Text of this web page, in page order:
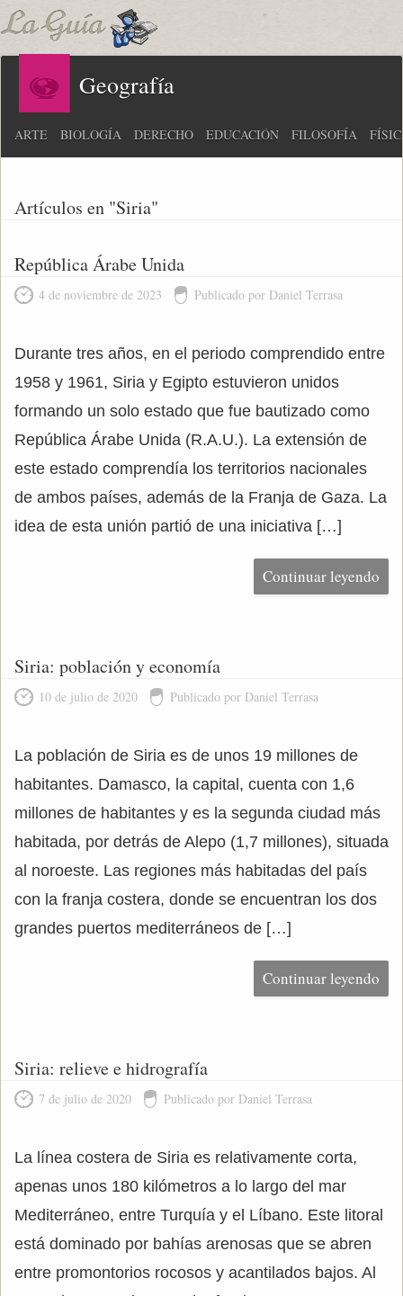
Geografía
ARTE BIOLOGÍA DERECHO EDUCACIÓN FILOSOFÍA
Artículos en "Siria"
República Árabe Unida
4 de noviembre de 2023 Publicado por Daniel Terrasa
Durante tres años, en el periodo comprendido entre
1958 y 1961, Siria y Egipto estuvieron unidos
formando un solo estado que fue bautizado como
República Árabe Unida (R.A.U.). La extensión de
este estado comprendía los territorios nacionales
de ambos países, además de la Franja de Gaza. La
idea de esta unión partió de una iniciativa […]
Continuar leyendo
Siria: población y economía
10 de julio de 2020 Publicado por Daniel Terrasa
La población de Siria es de unos 19 millones de
habitantes. Damasco, la capital, cuenta con 1,6
millones de habitantes y es la segunda ciudad más
habitada, por detrás de Alepo (1,7 millones), situada
al noroeste. Las regiones más habitadas del país
con la franja costera, donde se encuentran los dos
grandes puertos mediterráneos de […]
Continuar leyendo
Siria: relieve e hidrografía
7 de julio de 2020 Publicado por Daniel Terrasa
La línea costera de Siria es relativamente corta,
apenas unos 180 kilómetros a lo largo del mar
Mediterráneo, entre Turquía y el Líbano. Este litoral
está dominado por bahías arenosas que se abren
entre promontorios rocosos y acantilados bajos. Al